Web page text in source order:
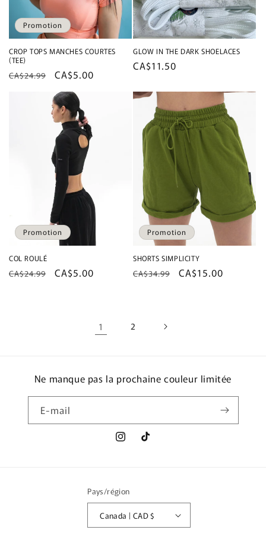
Promotion
CROP TOPS MANCHES COURTES
(TEE)
Prix
CA$24.99
Prix
promotionnel
CA$5.00
GLOW IN THE DARK SHOELACES
Prix
CA$11.50
Promotion
COL ROULÉ
Prix
CA$24.99
Prix
CA$5.00
Promotion
SHORTS SIMPLICITY
Prix
CA$34.99
Prix
CA$15.00
1 2
Ne manque pas la prochaine couleur limitée
E-mail
InstagramTikTok
Pays/région
Canada | CAD $